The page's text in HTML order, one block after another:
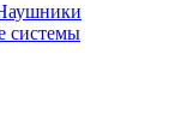
системы